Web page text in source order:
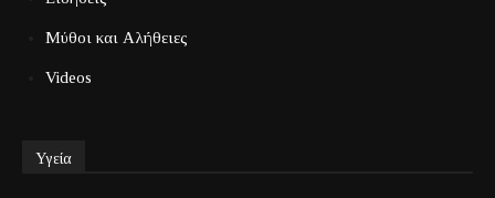
Μύθοι και Αλήθειες
Videos
Υγεία